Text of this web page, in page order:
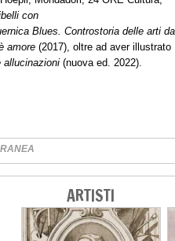
con
Blues. Controstoria delle arti
amore (2017), oltre ad aver illustrato
allucinazioni (nuova ed. 2022).
ARTISTI